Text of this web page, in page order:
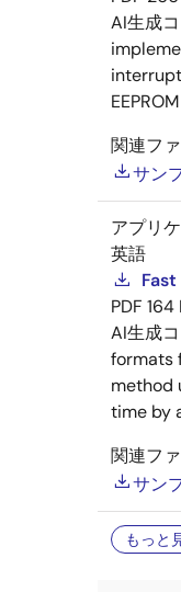
AI生成
関連フ
サン
アプリ
英語
PDF 164
AI生成
formats
method
time by
関連フ
サン
もっと